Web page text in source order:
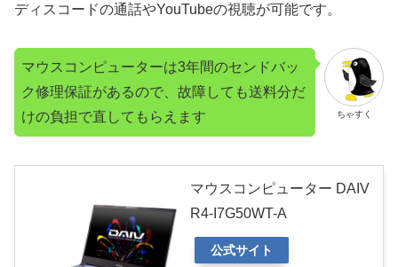
ディスコードの通話やYouTubeの視聴が可能です。
ちゃすく
マウスコンピューターは3年間のセンドバッ
ク修理保証があるので、故障しても送料分だ
けの負担で直してもらえます
マウスコンピューター DAIV
R4-I7G50WT-A
公式サイト